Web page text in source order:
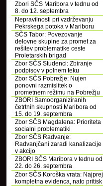
Zbori SČS Maribora v tednu od
8. do 12. septembra
Nepravilnosti pri vzdrževanju
Pekrskega potoka v Mariboru
SČS Tabor: Povezovanje
delovne skupine za promet za
rešitev problematike ceste
Proletarskih brigad
Zbor SČS Studenci: Zbiranje
podpisov v polnem teku
Zbor SČS Pobrežje: Nujen
ponovni razmislitek o
prometnem režimu na Pobrežju
ZBORI Samoorganiziranih
četrtnih skupnosti Maribora od
15. do 19. septembra
Zbor SČS Magdalena: Prioriteta
socialni problematiki
Zbor SČS Radvanje:
Radvanjčani zaradi kanalizacije
v akcijo
ZBORI SČS Maribora v tednu od
22. do 26. septembra
Zbor SČS Koroška vrata: Najprej
kompletna evidenca, nato pritisk